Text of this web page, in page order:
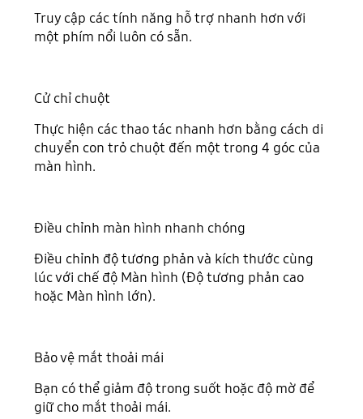
Truy cập các tính năng hỗ trợ nhanh hơn với
một phím nổi luôn có sẵn.
Cử chỉ chuột
Thực hiện các thao tác nhanh hơn bằng cách di
chuyển con trỏ chuột đến một trong 4 góc của
màn hình.
Điều chỉnh màn hình nhanh chóng
Điều chỉnh độ tương phản và kích thước cùng
lúc với chế độ Màn hình (Độ tương phản cao
hoặc Màn hình lớn).
Bảo vệ mắt thoải mái
Bạn có thể giảm độ trong suốt hoặc độ mờ để
giữ cho mắt thoải mái.